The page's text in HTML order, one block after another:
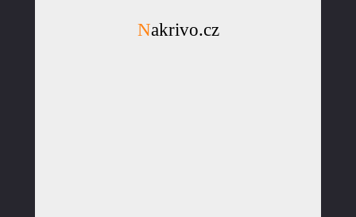
Nakrivo.cz